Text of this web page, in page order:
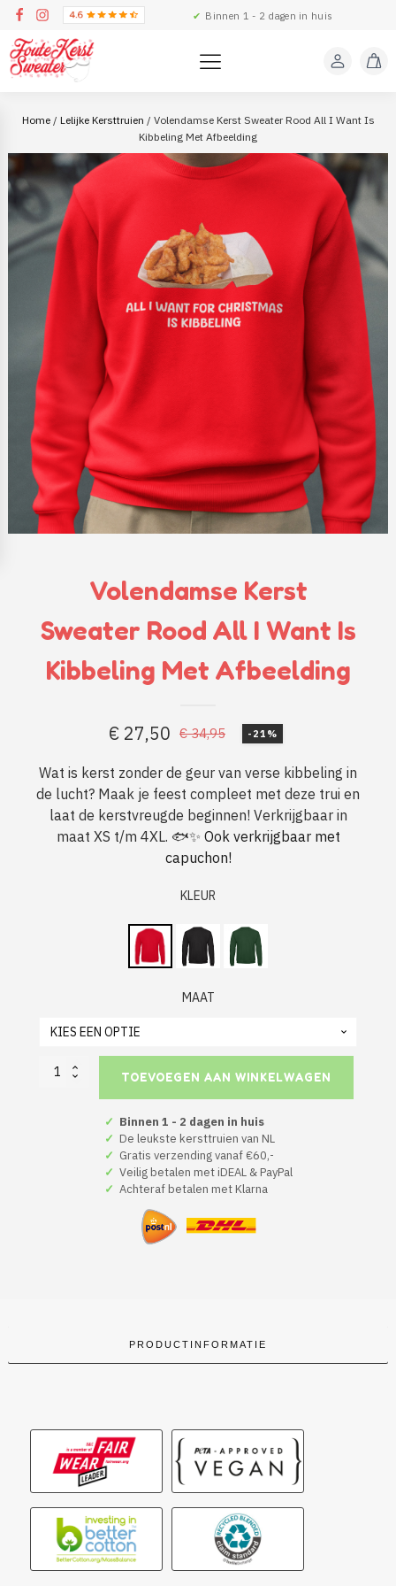
✔ Binnen 1 - 2 dagen in huis
Home/ Lelijke Kersttruien / Volendamse Kerst Sweater Rood All I Want Is
Kibbeling Met Afbeelding
Volendamse Kerst
Sweater Rood All I Want Is
Kibbeling Met Afbeelding
€34,95
Oorspronkelijke
prijs
was:
€ 34,95.
€ 27,50
Huidige
prijs
is:
€ 27,50.
-21%
Wat is kerst zonder de geur van verse kibbeling in
de lucht? Maak je feest compleet met deze trui en
laat de kerstvreugde beginnen! Verkrijgbaar in
maat XS t/m 4XL. 🐟✨ Ook verkrijgbaar met
capuchon!
KLEUR
MAAT
Volendamse
TOEVOEGEN AAN WINKELWAGEN
✓ Binnen 1 - 2 dagen in huis
✓ De leukste kersttruien van NL
✓ Gratis verzending vanaf €60,-
✓ Veilig betalen met iDEAL & PayPal
✓ Achteraf betalen met Klarna
PRODUCTINFORMATIE